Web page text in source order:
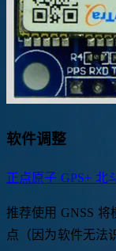
推荐使用 GNSS 将